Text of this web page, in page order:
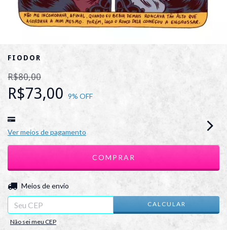
FIODOR
R$80,00
R$73,00 9% OFF
Ver meios de pagamento
Entregas para o CEP: ALTERAR CEP
Meios de envio
CALCULAR
Não sei meu CEP